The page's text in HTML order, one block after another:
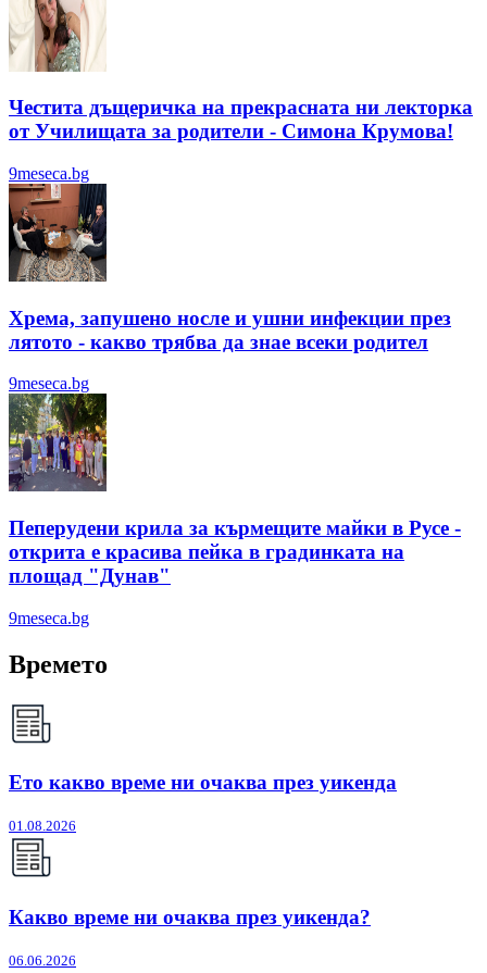
Честита дъщеричка на прекрасната ни лекторка
от Училищата за родители - Симона Крумова!
9meseca.bg
Хрема, запушено носле и ушни инфекции през
лятотo - какво трябва да знае всеки родител
9meseca.bg
Пеперудени крила за кърмещите майки в Русе -
открита е красива пейка в градинката на
площад "Дунав"
9meseca.bg
Времето
Ето какво време ни очаква през уикенда
01.08.2026
Какво време ни очаква през уикенда?
06.06.2026